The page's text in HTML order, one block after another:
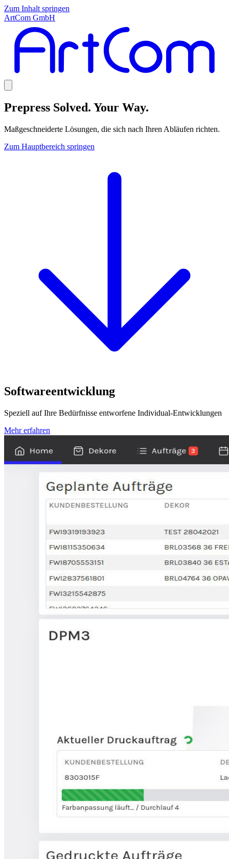
Zum Inhalt springen
ArtCom GmbH
Prepress Solved. Your Way.
Maßgeschneiderte Lösungen, die sich nach Ihren Abläufen richten.
Zum Hauptbereich springen
Softwareentwicklung
Speziell auf Ihre Bedürfnisse entworfene Individual-Entwicklungen
Mehr erfahren